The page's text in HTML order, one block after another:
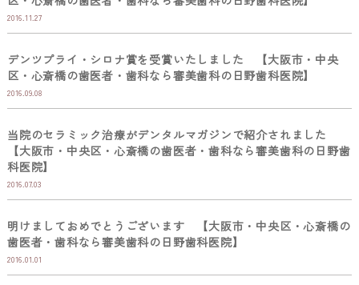
2016.11.27
デンツプライ・シロナ賞を受賞いたしました 【大阪市・中央
区・心斎橋の歯医者・歯科なら審美歯科の日野歯科医院】
2016.09.08
当院のセラミック治療がデンタルマガジンで紹介されました
【大阪市・中央区・心斎橋の歯医者・歯科なら審美歯科の日野歯
科医院】
2016.07.03
明けましておめでとうございます 【大阪市・中央区・心斎橋の
歯医者・歯科なら審美歯科の日野歯科医院】
2016.01.01